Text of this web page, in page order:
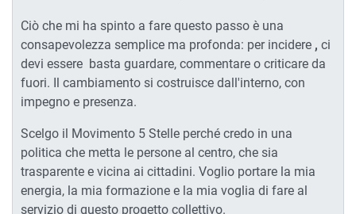
Ciò che mi ha spinto a fare questo passo è una
consapevolezza semplice ma profonda: per incidere , ci
devi essere basta guardare, commentare o criticare da
fuori. Il cambiamento si costruisce dall'interno, con
impegno e presenza.
Scelgo il Movimento 5 Stelle perché credo in una
politica che metta le persone al centro, che sia
trasparente e vicina ai cittadini. Voglio portare la mia
energia, la mia formazione e la mia voglia di fare al
servizio di questo progetto collettivo.